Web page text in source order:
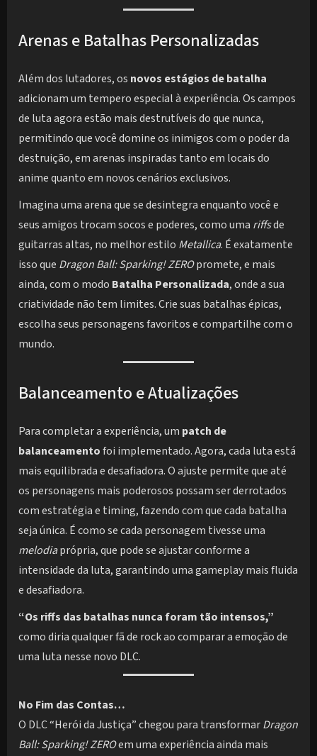
Arenas e Batalhas Personalizadas
Além dos lutadores, os novos estágios de batalha
adicionam um tempero especial à experiência. Os campos
de luta agora estão mais destrutíveis do que nunca,
permitindo que você domine os inimigos com o poder da
destruição, em arenas inspiradas tanto em locais do
anime quanto em novos cenários exclusivos.
Imagina uma arena que se desintegra enquanto você e
seus amigos trocam socos e poderes, como uma riffsde
guitarras altas, no melhor estilo Metallica. É exatamente
isso que Dragon Ball: Sparking! ZEROpromete, e mais
ainda, com o modo Batalha Personalizada, onde a sua
criatividade não tem limites. Crie suas batalhas épicas,
escolha seus personagens favoritos e compartilhe com o
mundo.
Balanceamento e Atualizações
Para completar a experiência, um patch de
balanceamentofoi implementado. Agora, cada luta está
mais equilibrada e desafiadora. O ajuste permite que até
os personagens mais poderosos possam ser derrotados
com estratégia e timing, fazendo com que cada batalha
seja única. É como se cada personagem tivesse uma
melodiaprópria, que pode se ajustar conforme a
intensidade da luta, garantindo uma gameplay mais fluida
e desafiadora.
“Os riffs das batalhas nunca foram tão intensos,”
como diria qualquer fã de rock ao comparar a emoção de
uma luta nesse novo DLC.
No Fim das Contas…
O DLC “Herói da Justiça” chegou para transformarDragon
Ball: Sparking! ZEROem uma experiência ainda mais